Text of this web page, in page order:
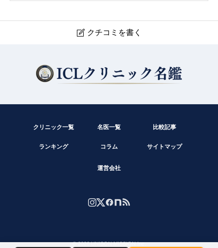
 クチコミを書く
現在クチコミは投稿できません。
クリニック一覧 名医一覧 比較記事
ランキング コラム サイトマップ
運営会社
© 2026 UNISON MISSION Inc.